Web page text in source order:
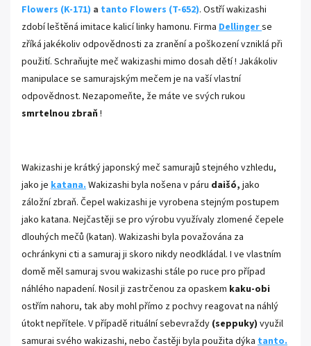
Flowers (K-171) a tanto Flowers (T-652). Ostří wakizashi
zdobí leštěná imitace kalicí linky hamonu. Firma Dellingerse
zříká jakékoliv odpovědnosti za zranění a poškození vzniklá při
použití. Schraňujte meč wakizashi mimo dosah dětí ! Jakákoliv
manipulace se samurajským mečem je na vaší vlastní
odpovědnost. Nezapomeňte, že máte ve svých rukou
smrtelnou zbraň !
Wakizashi je krátký japonský meč samurajů stejného vzhledu,
jako je katana. Wakizashi byla nošena v páru daišó, jako
záložní zbraň. Čepel wakizashi je vyrobena stejným postupem
jako katana. Nejčastěji se pro výrobu využívaly zlomené čepele
dlouhých mečů (katan). Wakizashi byla považována za
ochránkyni cti a samuraj ji skoro nikdy neodkládal. I ve vlastním
domě měl samuraj svou wakizashi stále po ruce pro případ
náhlého napadení. Nosil ji zastrčenou za opaskem kaku-obi
ostřím nahoru, tak aby mohl přímo z pochvy reagovat na náhlý
útokt nepřítele. V případě rituální sebevraždy (seppuky) využil
samurai svého wakizashi, nebo častěji byla použita dýka tanto.